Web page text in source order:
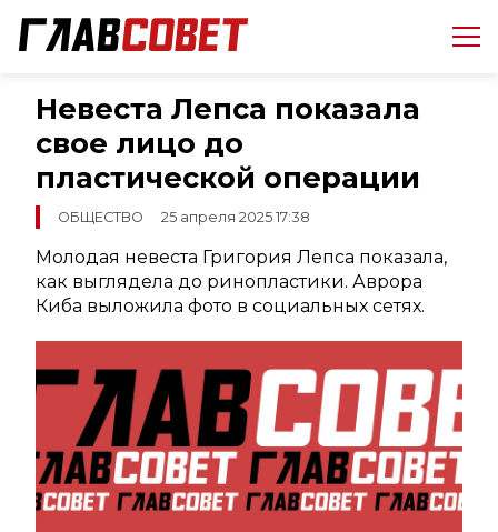
Невеста Лепса показала
свое лицо до
пластической операции
ОБЩЕСТВО 25 апреля 2025 17:38
Молодая невеста Григория Лепса показала,
как выглядела до ринопластики. Аврора
Киба выложила фото в социальных сетях.